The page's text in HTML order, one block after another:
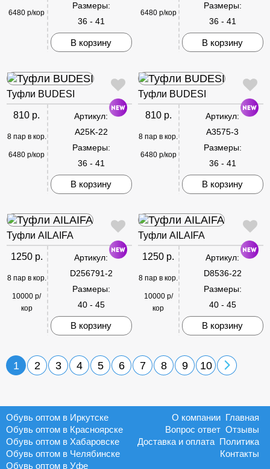
6480 р/кор
Размеры:
36 - 41
В корзину
6480 р/кор
Размеры:
36 - 41
В корзину
Туфли BUDESI
810 р.
8 пар в кор.
6480 р/кор
Артикул:
A25K-22
Размеры:
36 - 41
В корзину
Туфли BUDESI
810 р.
8 пар в кор.
6480 р/кор
Артикул:
A3575-3
Размеры:
36 - 41
В корзину
Туфли AILAIFA
1250 р.
8 пар в кор.
10000 р/
кор
Артикул:
D256791-2
Размеры:
40 - 45
В корзину
Туфли AILAIFA
1250 р.
8 пар в кор.
10000 р/
кор
Артикул:
D8536-22
Размеры:
40 - 45
В корзину
1 2 3 4 5 6 7 8 9 10
Обувь оптом в Иркутске
Обувь оптом в Красноярске
Обувь оптом в Хабаровске
Обувь оптом в Челябинске
Обувь оптом в Уфе
Главная
О компании
Отзывы
Вопрос ответ
Политика
Доставка и оплата
Контакты